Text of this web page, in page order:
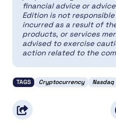
financial advice or
Edition is not
incurred as a result of
products, or services
advised to exercise
action related to the
TAGS Cryptocurrency Nasdaq